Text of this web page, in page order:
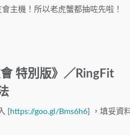
主機！所以老虎蟹都抽咗先啦！
特別版》／RingFit
[ https://goo.gl/Bms6h6 ] ，填妥資